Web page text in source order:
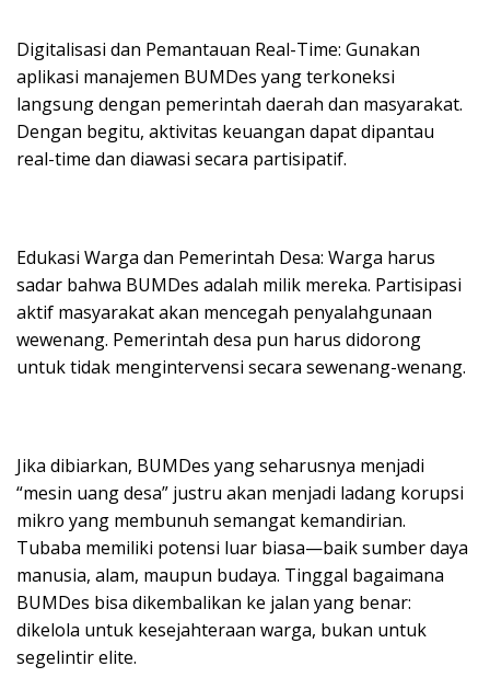
Digitalisasi dan Pemantauan Real-Time: Gunakan
aplikasi manajemen BUMDes yang terkoneksi
langsung dengan pemerintah daerah dan masyarakat.
Dengan begitu, aktivitas keuangan dapat dipantau
real-time dan diawasi secara partisipatif.
Edukasi Warga dan Pemerintah Desa: Warga harus
sadar bahwa BUMDes adalah milik mereka. Partisipasi
aktif masyarakat akan mencegah penyalahgunaan
wewenang. Pemerintah desa pun harus didorong
untuk tidak mengintervensi secara sewenang-wenang.
Jika dibiarkan, BUMDes yang seharusnya menjadi
“mesin uang desa” justru akan menjadi ladang korupsi
mikro yang membunuh semangat kemandirian.
Tubaba memiliki potensi luar biasa—baik sumber daya
manusia, alam, maupun budaya. Tinggal bagaimana
BUMDes bisa dikembalikan ke jalan yang benar:
dikelola untuk kesejahteraan warga, bukan untuk
segelintir elite.